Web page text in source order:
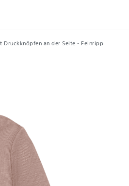
an der Seite - Feinripp